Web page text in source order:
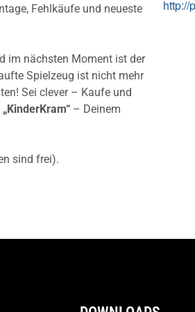
Fehlkäufe und neueste
im nächsten Moment ist der
Spielzeug ist nicht mehr
Sei clever – Kaufe und
„KinderKram“ – Deinem
sind frei).
http://